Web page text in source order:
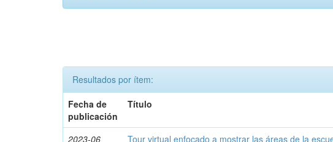
Resultados por ítem:
Fecha de
publicación
Título
2023-06 Tour virtual enfocado a mostrar las áreas de la